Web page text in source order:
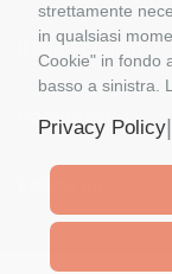
strettamente
in qualsiasi
Cookie" in fondo
basso a sinistra.
Privacy Policy
Il Mio Account
Contattaci